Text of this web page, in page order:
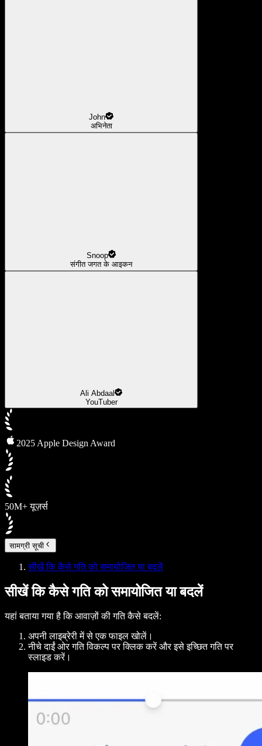
John
अभिनेता
Snoop
संगीत जगत के आइकन
Ali Abdaal
YouTuber
2025 Apple Design Award
50M+ यूज़र्स
सामग्री सूची
सीखें कि कैसे गति को समायोजित या बदलें
सीखें कि कैसे गति को समायोजित या बदलें
यहां बताया गया है कि आवाज़ों की गति कैसे बदलें:
अपनी लाइब्रेरी में से एक फाइल खोलें।
नीचे दाईं ओर गति विकल्प पर क्लिक करें और इसे इच्छित गति पर
स्लाइड करें।